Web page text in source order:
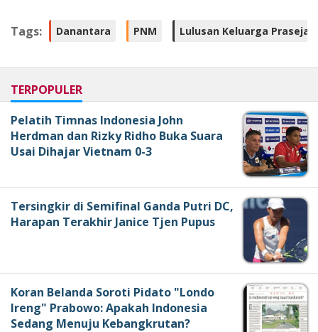
Tags: Danantara PNM Lulusan Keluarga
TERPOPULER
Pelatih Timnas Indonesia John
Herdman dan Rizky Ridho Buka Suara
Usai Dihajar Vietnam 0-3
Tersingkir di Semifinal Ganda Putri DC,
Harapan Terakhir Janice Tjen Pupus
Koran Belanda Soroti Pidato "Londo
Ireng" Prabowo: Apakah Indonesia
Sedang Menuju Kebangkrutan?